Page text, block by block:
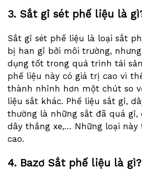
3. Sắt gỉ sét phế liệu là
Sắt gỉ sét phế liệu là loại sắt
bị han gỉ bởi môi trường,
dụng tốt trong quá trình tái
phế liệu này có giá trị cao vì
thành nhỉnh hơn một chút so
liệu sắt khác. Phế liệu sắt gỉ,
thường là những sắt đã quá gỉ,
dây thắng xe,… Những loại này
cao.
4. Bazơ Sắt phế liệu là gì?